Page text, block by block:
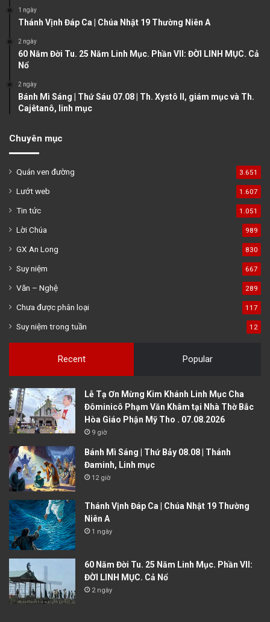
1 ngày
Thánh Vịnh Đáp Ca | Chúa Nhật 19 Thường Niên A
2 ngày
60 Năm Đời Tu. 25 Năm Linh Mục. Phần VII: ĐỜI LINH MỤC. Cả
Nổ
2 ngày
Bánh Mì Sáng | Thứ Sáu 07.08 | Th. Xystô II, giám mục và Th.
Cajêtanô, linh mục
Chuyên mục
Quán ven đường 3.651
Lướt web 1.607
Tin tức 1.051
Lời Chúa 989
GX An Long 830
Suy niệm 667
Văn – Nghệ 289
Chưa được phân loại 117
Suy niệm trong tuần 12
Recent Popular
Lễ Tạ Ơn Mừng Kim Khánh Linh Mục Cha
Đôminicô Phạm Văn Khâm tại Nhà Thờ Bắc
Hòa Giáo Phận Mỹ Tho . 07.08.2026
9 giờ
Bánh Mì Sáng | Thứ Bảy 08.08 | Thánh
Đaminh, Linh mục
12 giờ
Thánh Vịnh Đáp Ca | Chúa Nhật 19 Thường
Niên A
1 ngày
60 Năm Đời Tu. 25 Năm Linh Mục. Phần VII:
ĐỜI LINH MỤC. Cả Nổ
2 ngày